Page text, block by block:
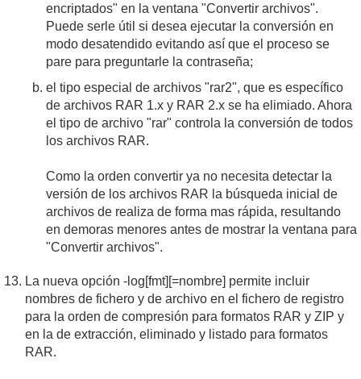
encriptados" en la ventana "Convertir archivos".
Puede serle útil si desea ejecutar la conversión en
modo desatendido evitando así que el proceso se
pare para preguntarle la contraseña;
el tipo especial de archivos "rar2", que es específico
de archivos RAR 1.x y RAR 2.x se ha elimiado. Ahora
el tipo de archivo "rar" controla la conversión de todos
los archivos RAR.
Como la orden convertir ya no necesita detectar la
versión de los archivos RAR la búsqueda inicial de
archivos de realiza de forma mas rápida, resultando
en demoras menores antes de mostrar la ventana para
"Convertir archivos".
La nueva opción -log[fmt][=nombre] permite incluir
nombres de fichero y de archivo en el fichero de registro
para la orden de compresión para formatos RAR y ZIP y
en la de extracción, eliminado y listado para formatos
RAR.